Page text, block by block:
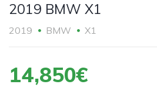
2019 BMW X1
2019 BMW X1
14,850€